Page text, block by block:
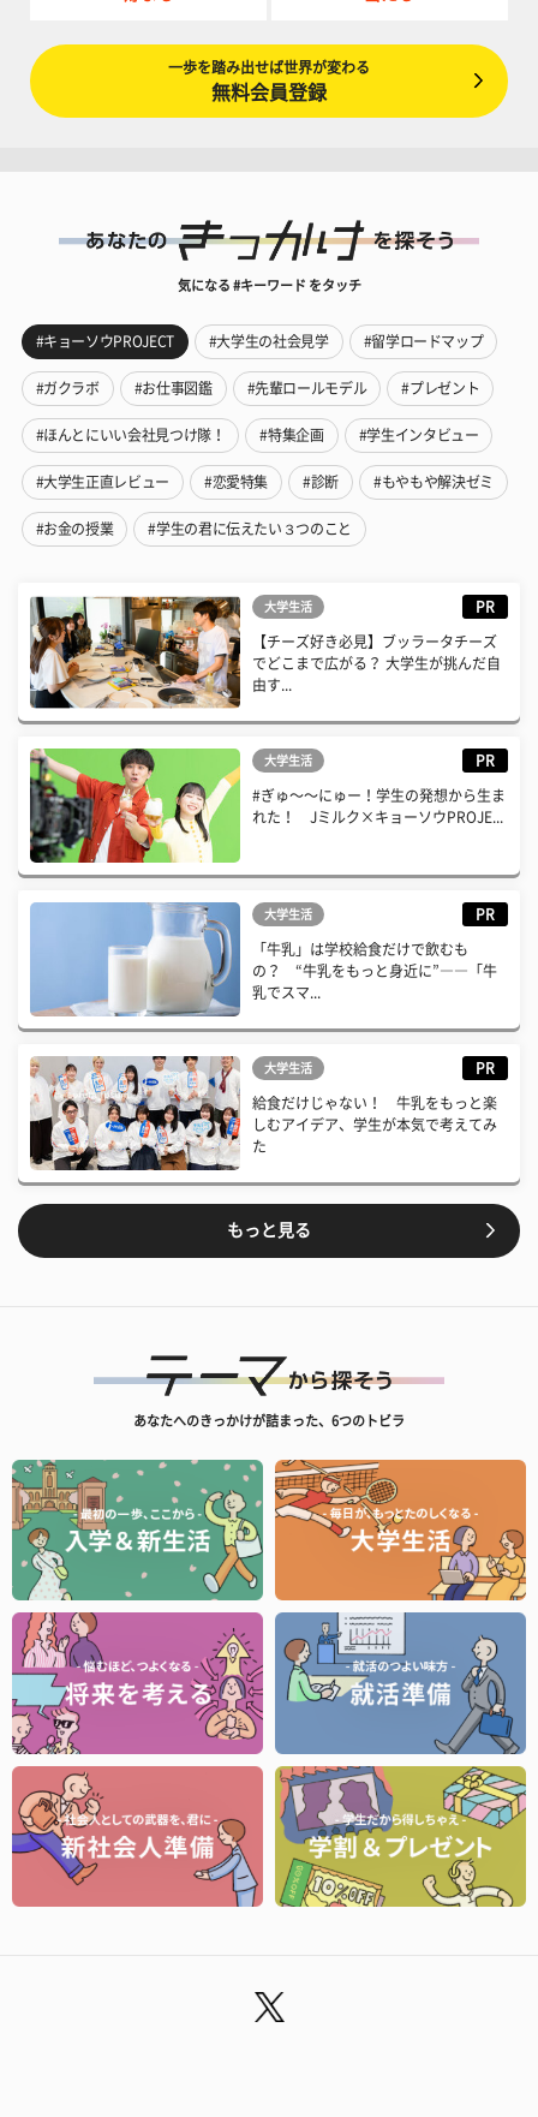
一歩を踏み出せば世界が変わる
無料会員登録
気になる #キーワード をタッチ
#キョーソウPROJECT #大学生の社会見学 #留学ロードマップ
#ガクラボ #お仕事図鑑 #先輩ロールモデル #プレゼント
#ほんとにいい会社見つけ隊！ #特集企画 #学生インタビュー
#大学生正直レビュー #恋愛特集 #診断 #もやもや解決ゼミ
#お金の授業 #学生の君に伝えたい３つのこと
大学生活 PR
【チーズ好き必見】ブッラータチーズ
でどこまで広がる？ 大学生が挑んだ自
由す...
大学生活 PR
#ぎゅ〜〜にゅー！学生の発想から生ま
れた！ Jミルク×キョーソウPROJE...
大学生活 PR
「牛乳」は学校給食だけで飲むも
の？ “牛乳をもっと身近に”――「牛
乳でスマ...
大学生活 PR
給食だけじゃない！ 牛乳をもっと楽
しむアイデア、学生が本気で考えてみ
た
もっと見る
あなたへのきっかけが詰まった、6つのトビラ